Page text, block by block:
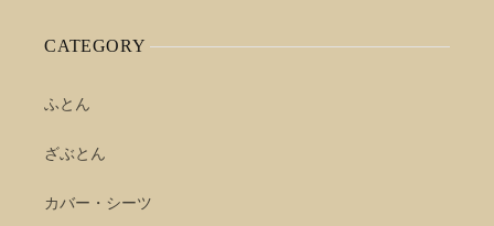
CATEGORY
ふとん
ざぶとん
カバー・シーツ